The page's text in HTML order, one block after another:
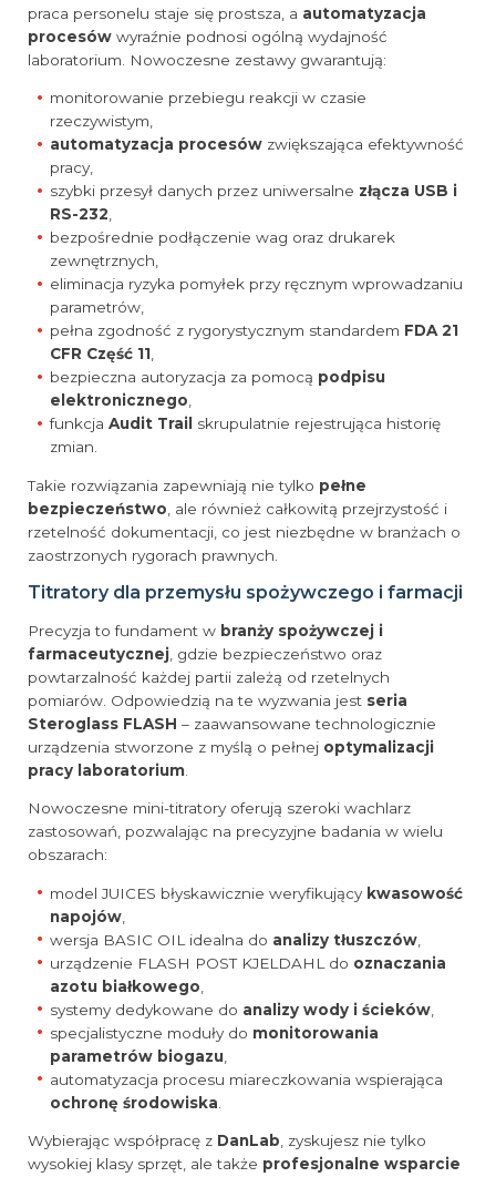
praca personelu staje się prostsza, a automatyzacja
procesów wyraźnie podnosi ogólną wydajność
laboratorium. Nowoczesne zestawy gwarantują:
monitorowanie przebiegu reakcji w czasie
rzeczywistym,
automatyzacja procesów zwiększająca efektywność
pracy,
szybki przesył danych przez uniwersalne złącza USB i
RS-232,
bezpośrednie podłączenie wag oraz drukarek
zewnętrznych,
eliminacja ryzyka pomyłek przy ręcznym wprowadzaniu
parametrów,
pełna zgodność z rygorystycznym standardem FDA 21
CFR Część 11,
bezpieczna autoryzacja za pomocą podpisu
elektronicznego,
funkcjaAudit Trail skrupulatnie rejestrująca historię
zmian.
Takie rozwiązania zapewniają nie tylko pełne
bezpieczeństwo , ale również całkowitą przejrzystość i
rzetelność dokumentacji, co jest niezbędne w branżach o
zaostrzonych rygorach prawnych.
Titratory dla przemysłu spożywczego i farmacji
Precyzja to fundament w branży spożywczej i
farmaceutycznej , gdzie bezpieczeństwo oraz
powtarzalność każdej partii zależą od rzetelnych
pomiarów. Odpowiedzią na te wyzwania jest seria
Steroglass FLASH – zaawansowane technologicznie
urządzenia stworzone z myślą o pełnej optymalizacji
pracy laboratorium
Nowoczesne mini-titratory oferują szeroki wachlarz
zastosowań, pozwalając na precyzyjne badania w wielu
obszarach:
model JUICES błyskawicznie weryfikujący kwasowość
napojów
wersja BASIC OIL idealna do analizy tłuszczów
urządzenie FLASH POST KJELDAHL do oznaczania
azotu białkowego
systemy dedykowane do analizy wody i ścieków
specjalistyczne moduły do monitorowania
parametrów biogazu
automatyzacja procesu miareczkowania wspierająca
ochronę środowiska
Wybierając współpracę z DanLab, zyskujesz nie tylko
wysokiej klasy sprzęt, ale także profesjonalne wsparcie